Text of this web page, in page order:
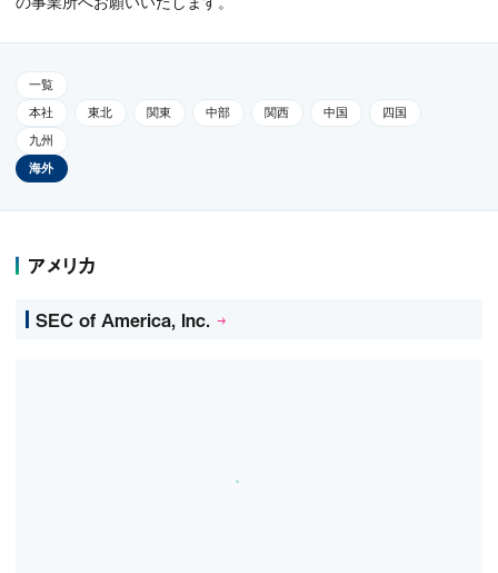
一覧
本社 東北 関東 中部 関西 中国 四国
九州
海外
アメリカ
SEC of America, Inc.